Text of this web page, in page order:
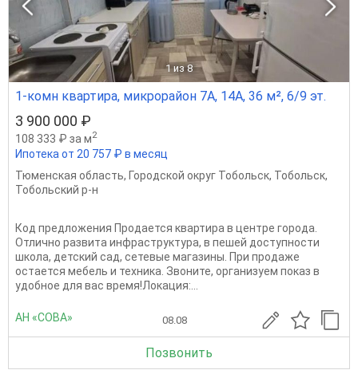
1 из 8
1-комн квартира, микрорайон 7А, 14А, 36 м², 6/9 эт.
3 900 000 ₽
108 333 ₽ за м2
Ипотека от 20 757 ₽ в месяц
Тюменская область, Городской округ Тобольск, Тобольск,
Тобольский р-н
Код предложения Продается квартира в центре города.
Отлично развита инфраструктура, в пешей доступности
школа, детский сад, сетевые магазины. При продаже
остается мебель и техника. Звоните, организуем показ в
удобное для вас время!Локация:...
АН «СОВА» 08.08
Позвонить